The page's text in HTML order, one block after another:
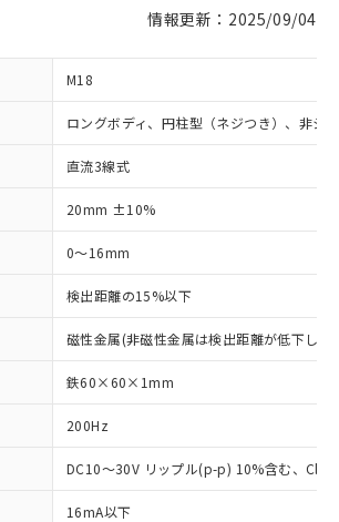
情報更新：2025/09/04
M18
ロングボディ、円柱型（ネジつき）、非シ
直流3線式
20mm ±10%
0～16mm
検出距離の15%以下
磁性金属(非磁性金属は検出距離が低下しま
鉄60×60×1mm
200Hz
DC10～30V リップル(p-p) 10%含む、
16mA以下